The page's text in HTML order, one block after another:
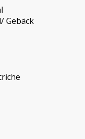
Gebäck